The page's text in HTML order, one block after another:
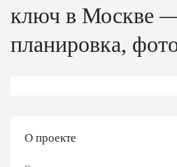
ключ в Москве
планировка,
О проекте
Разработка проекта (АР/КР)
ОРГАНИЗАЦИЯ
Доставка и хранение